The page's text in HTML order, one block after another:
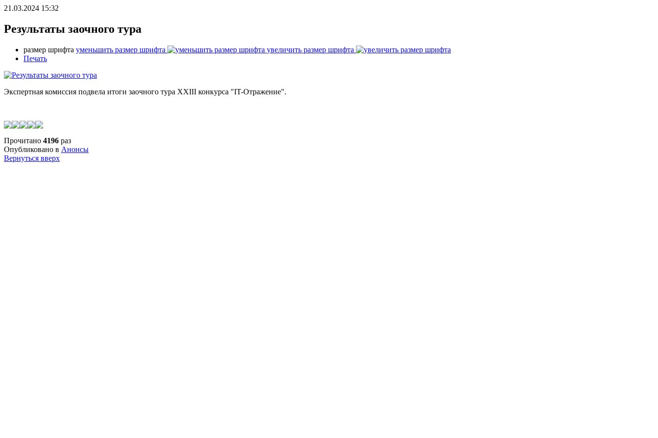
21.03.2024 15:32
Результаты заочного тура
размер шрифта уменьшить размер шрифта
увеличить размер шрифта
Печать
Экспертная комиссия подвела итоги заочного тура XXIII конкурса "IT-Отражение".
Прочитано 4196 раз
Опубликовано в Анонсы
Вернуться вверх